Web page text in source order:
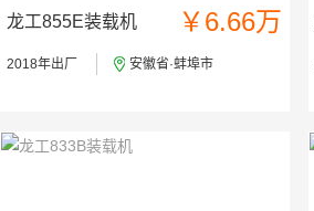
龙工855E装载机 ￥6.66万
2018年出厂 安徽省·蚌埠市